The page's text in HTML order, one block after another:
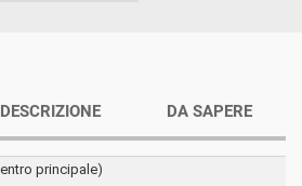
DESCRIZIONE DA SAPERE